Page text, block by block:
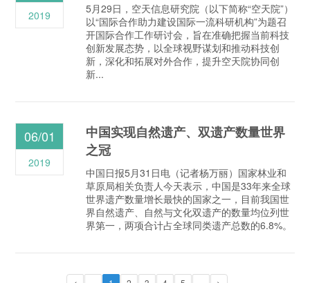
5月29日，空天信息研究院（以下简称“空天院”）
以“国际合作助力建设国际一流科研机构”为题召
开国际合作工作研讨会，旨在准确把握当前科技
创新发展态势，以全球视野谋划和推动科技创
新，深化和拓展对外合作，提升空天院协同创
新...
2019
中国实现自然遗产、双遗产数量世界
之冠
中国日报5月31日电（记者杨万丽）国家林业和
草原局相关负责人今天表示，中国是33年来全球
世界遗产数量增长最快的国家之一，目前我国世
界自然遗产、自然与文化双遗产的数量均位列世
界第一，两项合计占全球同类遗产总数的6.8%。
06/01
2019